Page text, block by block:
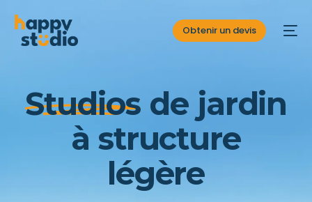
Obtenir un devis
Studios de jardin
à structure
légère